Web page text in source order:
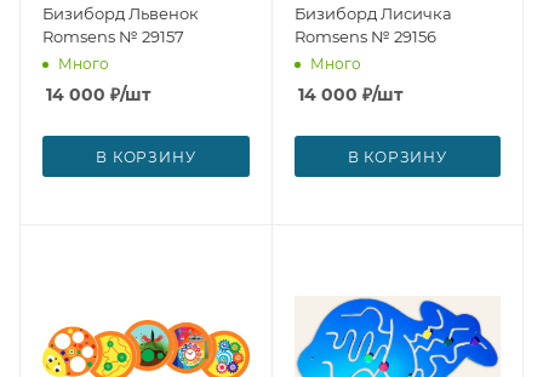
Бизиборд Львенок
Romsens № 29157
Много
14 000 ₽/шт
В КОРЗИНУ
Бизиборд Лисичка
Romsens № 29156
Много
14 000 ₽/шт
В КОРЗИНУ